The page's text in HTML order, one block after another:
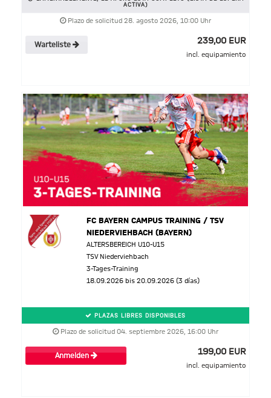
ACTIVA)
Plazo de solicitud 28. agosto 2026, 10:00 Uhr
Warteliste 239,00 EUR
incl. equipamiento
FC BAYERN CAMPUS TRAINING / TSV
NIEDERVIEHBACH (BAYERN)
ALTERSBEREICH U10-U15
TSV Niederviehbach
3-Tages-Training
18.09.2026 bis 20.09.2026 (3 días)
PLAZAS LIBRES DISPONIBLES
Plazo de solicitud 04. septiembre 2026, 16:00 Uhr
Anmelden 199,00 EUR
incl. equipamiento